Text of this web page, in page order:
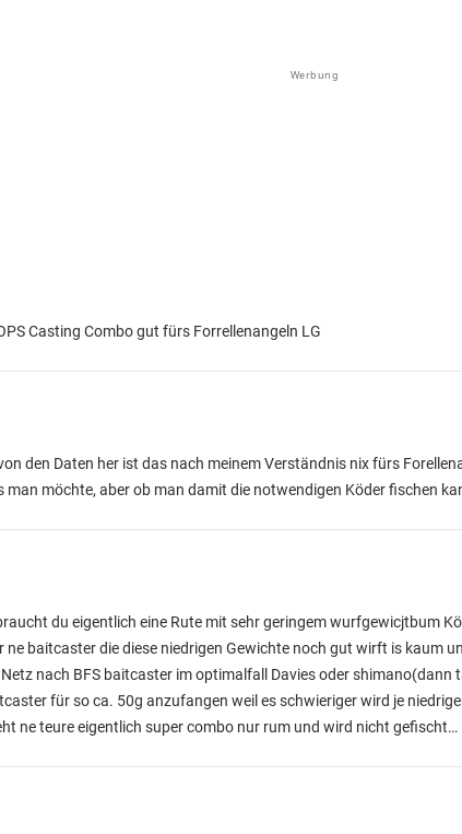
Werbung
Casting Combo gut fürs Forrellenangeln LG
den Daten her ist das nach meinem Verständnis nix fürs
man möchte, aber ob man damit die notwendigen Köder fischen
du eigentlich eine Rute mit sehr geringem wurfgewicjtbum
ne baitcaster die diese niedrigen Gewichte noch gut wirft is kaum
nach BFS baitcaster im optimalfall Davies oder shimano(dann
für so ca. 50g anzufangen weil es schwieriger wird je
ne teure eigentlich super combo nur rum und wird nicht gefischt…